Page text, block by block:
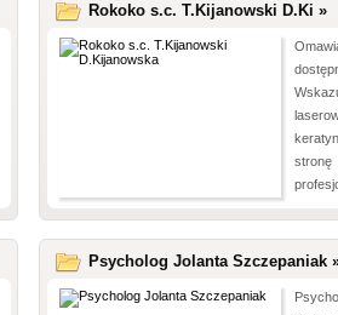
Rokoko s.c. T.Kijanowski D.Ki »
Psycholog Jolanta Szczepaniak